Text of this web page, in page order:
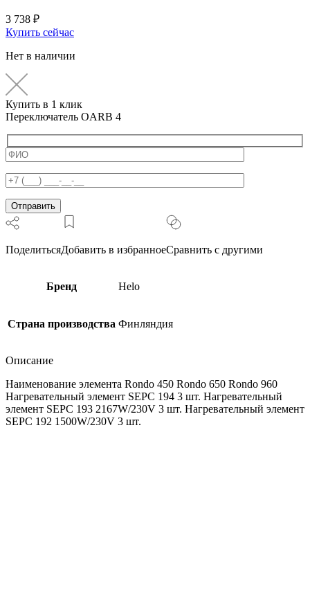
3 738 ₽
Купить сейчас
Нет в наличии
Купить в 1 клик
Переключатель OARB 4
ПоделитьсяДобавить в избранноеСравнить с другими
Бренд Helo
Страна производства Финляндия
Описание
Наименование элемента Rondo 450 Rondo 650 Rondo 960
Нагревательный элемент SEPC 194 3 шт. Нагревательный
элемент SEPC 193 2167W/230V 3 шт. Нагревательный элемент
SEPC 192 1500W/230V 3 шт.